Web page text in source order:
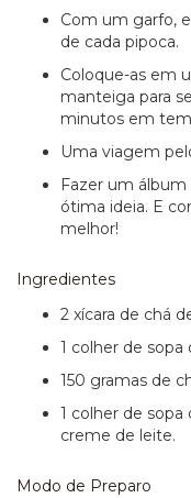
Com um garfo,
de cada pipoca.
Coloque-as em
manteiga para
minutos em
Uma viagem
Fazer um
ótima ideia. E
melhor!
Ingredientes
2 xícara de chá
1 colher de
150 gramas de
1 colher de
creme de leite.
Modo de Preparo